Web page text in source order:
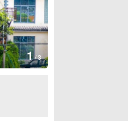
1/3